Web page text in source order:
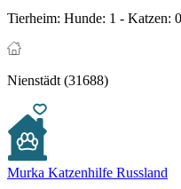
Tierheim: Hunde: 1 - Katzen: 0
Nienstädt (31688)
Murka Katzenhilfe Russland